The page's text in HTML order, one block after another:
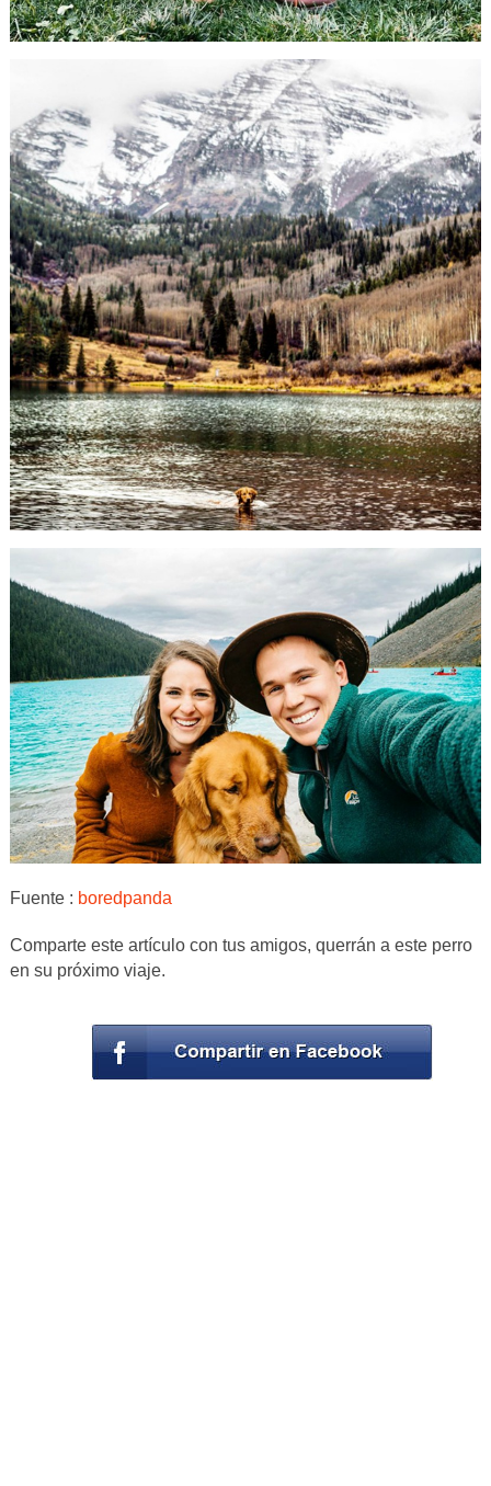
Fuente : boredpanda
Comparte este artículo con tus amigos, querrán a este perro
en su próximo viaje.